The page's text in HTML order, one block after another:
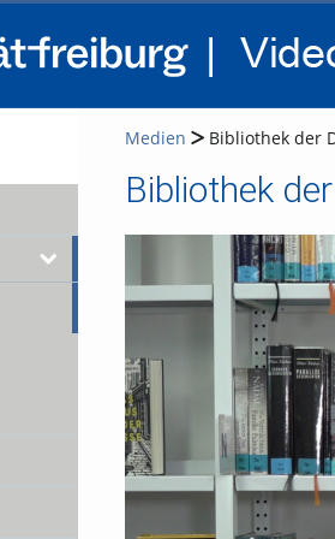
Medien Bibliothek der
Bibliothek